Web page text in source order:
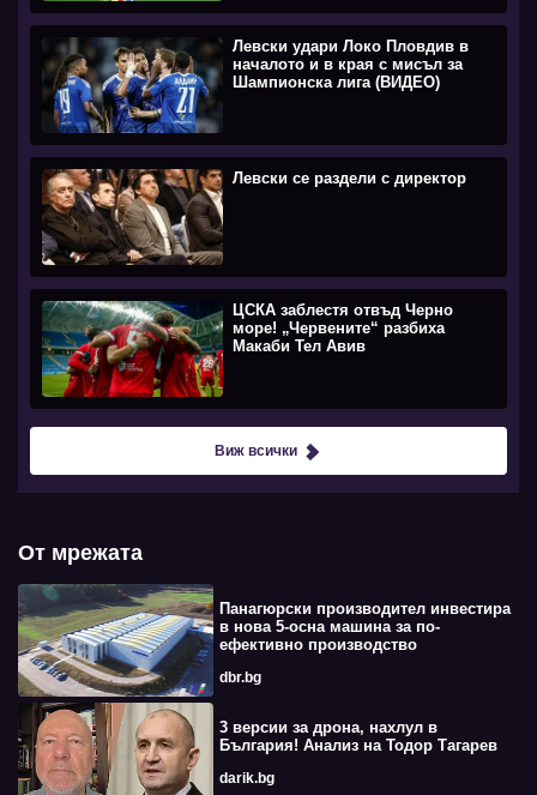
Левски удари Локо Пловдив в
началото и в края с мисъл за
Шампионска лига (ВИДЕО)
Левски се раздели с директор
ЦСКА заблестя отвъд Черно
море! „Червените“ разбиха
Макаби Тел Авив
Виж всички
От мрежата
Панагюрски производител инвестира
в нова 5-осна машина за по-
ефективно производство
dbr.bg
3 версии за дрона, нахлул в
България! Анализ на Тодор Тагарев
darik.bg